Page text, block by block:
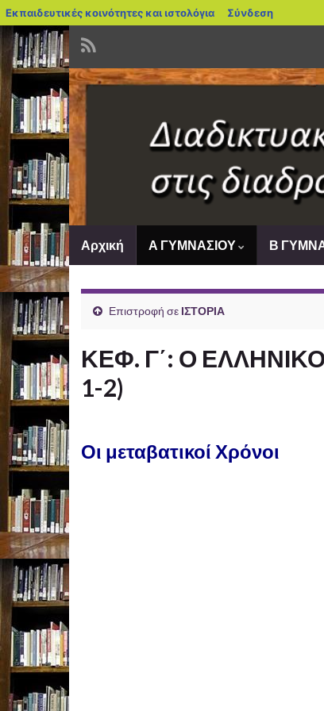
Εκπαιδευτικές κοινότητες και ιστολόγια blogs.sch.gr
Σύνδεση
Αρχική Α ΓΥΜΝΑΣΙΟΥ Β
Επιστροφή σε ΙΣΤΟΡΙΑ
ΚΕΦ. Γ΄: Ο
1-2)
Οι μεταβατικοί Χρόνοι